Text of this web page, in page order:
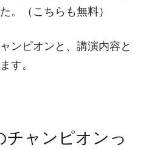
。（こちらも無料）
ンピオンと、講演内容と
す。
チャンピオンっ